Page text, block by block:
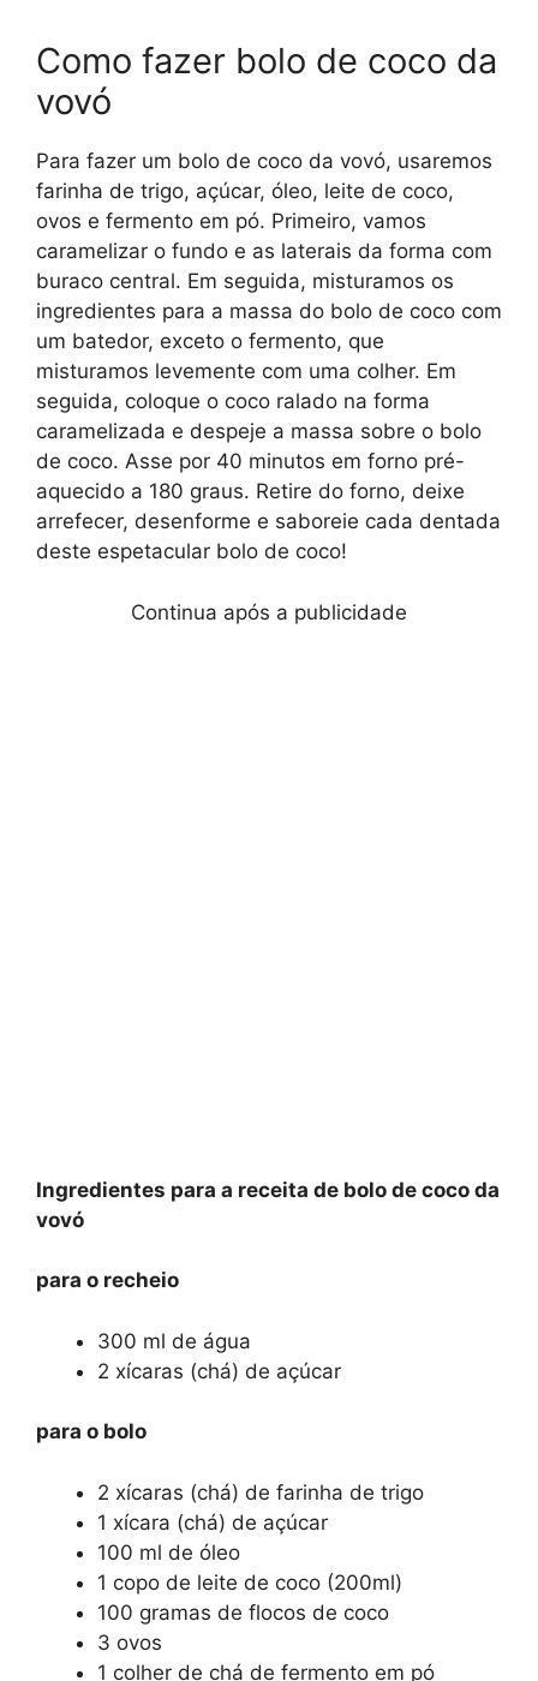
Como fazer bolo de coco da
vovó
Para fazer um bolo de coco da vovó, usaremos
farinha de trigo, açúcar, óleo, leite de coco,
ovos e fermento em pó. Primeiro, vamos
caramelizar o fundo e as laterais da forma com
buraco central. Em seguida, misturamos os
ingredientes para a massa do bolo de coco com
um batedor, exceto o fermento, que
misturamos levemente com uma colher. Em
seguida, coloque o coco ralado na forma
caramelizada e despeje a massa sobre o bolo
de coco. Asse por 40 minutos em forno pré-
aquecido a 180 graus. Retire do forno, deixe
arrefecer, desenforme e saboreie cada dentada
deste espetacular bolo de coco!
Continua após a publicidade
Ingredientes para a receita de bolo de coco da
vovó
para o recheio
300 ml de água
2 xícaras (chá) de açúcar
para o bolo
2 xícaras (chá) de farinha de trigo
1 xícara (chá) de açúcar
100 ml de óleo
1 copo de leite de coco (200ml)
100 gramas de flocos de coco
3 ovos
1 colher de chá de fermento em pó